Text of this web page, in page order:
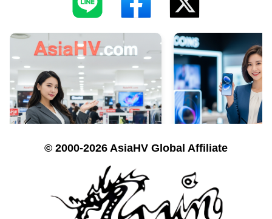
© 2000-2026 AsiaHV Global Affiliate